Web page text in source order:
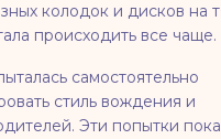
колодок и дисков на
происходить все чаще.
самостоятельно
стиль вождения и
Эти попытки